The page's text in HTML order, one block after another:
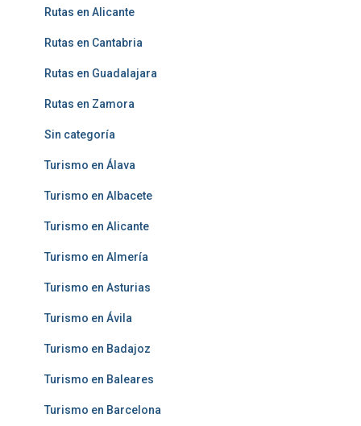
Rutas en Alicante
Rutas en Cantabria
Rutas en Guadalajara
Rutas en Zamora
Sin categoría
Turismo en Álava
Turismo en Albacete
Turismo en Alicante
Turismo en Almería
Turismo en Asturias
Turismo en Ávila
Turismo en Badajoz
Turismo en Baleares
Turismo en Barcelona